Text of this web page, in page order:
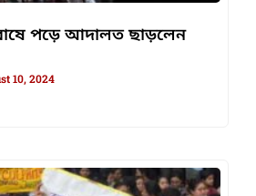
পড়ে আদালত ছাড়লেন
10, 2024